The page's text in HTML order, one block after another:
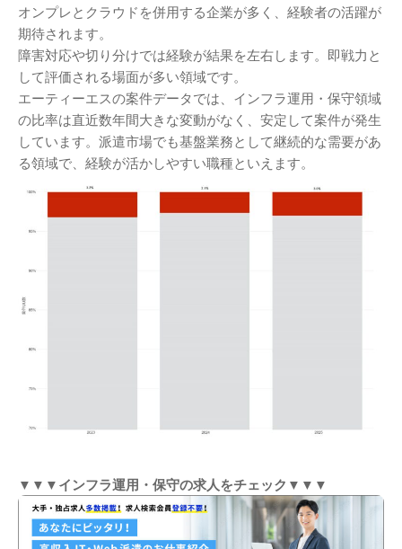
オンプレとクラウドを併用する企業が多く、経験者の活躍が
期待されます。
障害対応や切り分けでは経験が結果を左右します。即戦力と
して評価される場面が多い領域です。
エーティーエスの案件データでは、インフラ運用・保守領域
の比率は直近数年間大きな変動がなく、安定して案件が発生
しています。派遣市場でも基盤業務として継続的な需要があ
る領域で、経験が活かしやすい職種といえます。
▼▼▼インフラ運用・保守の求人をチェック▼▼▼